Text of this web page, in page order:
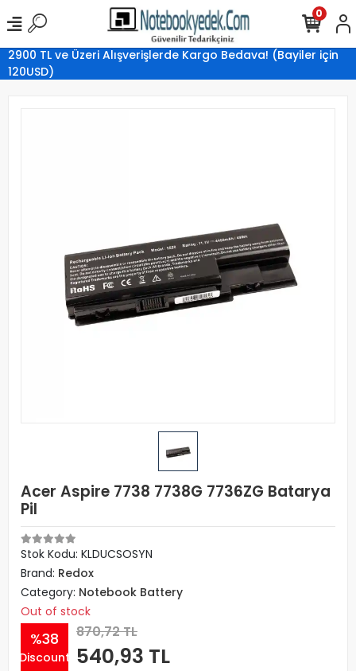
2900 TL ve Üzeri Alışverişlerde Kargo Bedava! (Bayiler için
120USD)
0
Acer Aspire 7738 7738G 7736ZG Batarya
Pil
Stok Kodu: KLDUCSOSYN
Brand: Redox
Category: Notebook Battery
Out of stock
%38
Discount
870,72 TL
540,93 TL